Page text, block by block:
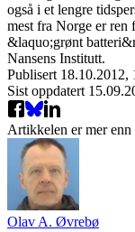
også i et lengre
mest fra Norge er ren
&laquo;grønt
Nansens Institutt.
Publisert 18.10.2012,
Sist oppdatert
Artikkelen er mer enn
Olav A. Øvrebø